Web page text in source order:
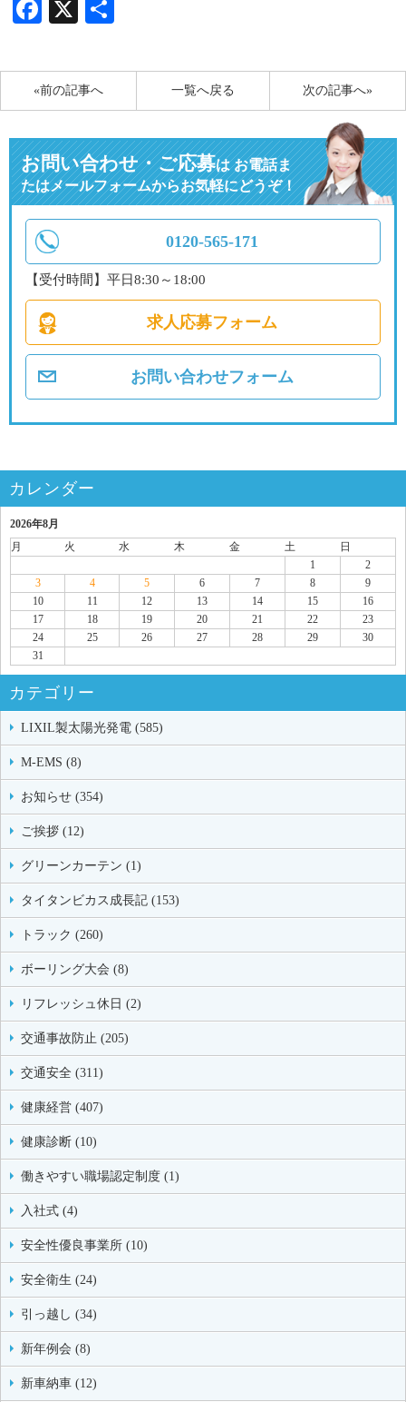
Facebook
X
«前の記事へ 次の記事へ»
一覧へ戻る
お問い合わせ・ご応募はお電話ま
たはメールフォームからお気軽にどうぞ！
0120-565-171
【受付時間】平日8:30～18:00
求人応募フォーム
お問い合わせフォーム
カレンダー
2026年8月
月
火 水 木 金 土
日
1
2
3
4 5 6 7 8
9
10
11 12 13 14 15
16
17
18 19 20 21 22
23
24
25 26 27 28 29
30
31
カテゴリー
LIXIL製太陽光発電 (585)
M-EMS (8)
お知らせ (354)
ご挨拶 (12)
グリーンカーテン (1)
タイタンビカス成長記 (153)
トラック (260)
ボーリング大会 (8)
リフレッシュ休日 (2)
交通事故防止 (205)
交通安全 (311)
健康経営 (407)
健康診断 (10)
働きやすい職場認定制度 (1)
入社式 (4)
安全性優良事業所 (10)
安全衛生 (24)
引っ越し (34)
新年例会 (8)
新車納車 (12)